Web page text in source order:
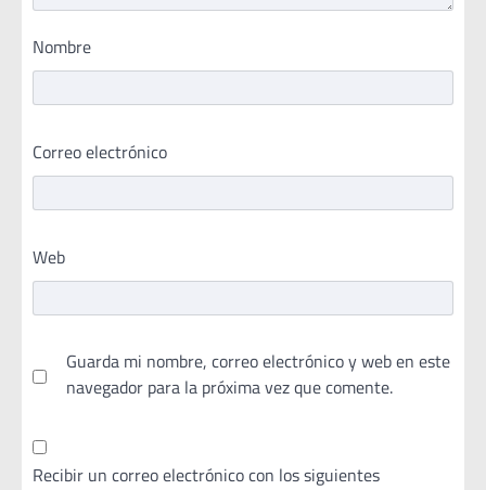
Nombre
Correo electrónico
Web
Guarda mi nombre, correo electrónico y web en este
navegador para la próxima vez que comente.
Recibir un correo electrónico con los siguientes